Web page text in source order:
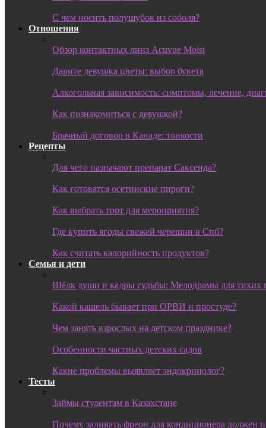
С чем носить полушубок из соболя?
Отношения
Обзор контактных линз Acuvue Moist
Дарите девушка цветы: выбор букета
Алкогольная зависимость: симптомы, лечение,
Как познакомиться с девушкой?
Брачный договор в Канаде: тонкости
Рецепты
Для чего назначают препарат Саксенда?
Как готовятся осетинские пироги?
Как выбрать торт для мероприятия?
Где купить ягоды свежей черешни в Спб?
Как считать калорийность продуктов?
Семья и дети
Шёлк души и кадры судьбы: Мелодрамы для тихих
Какой кашель бывает при ОРВИ и простуде?
Чем занять взрослых на детском празднике?
Особенности частных детских садов
Какие проблемы выявляет эндокринолог?
Тесты
Займы студентам в Казахстане
Почему заливать фреон для кондиционера должен